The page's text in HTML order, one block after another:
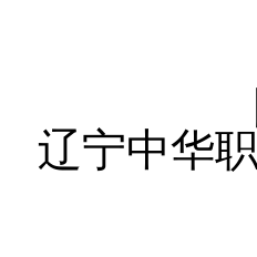
辽宁中华